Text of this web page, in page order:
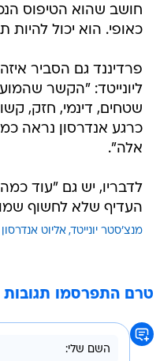
חושב שהוא הטיפוס
כאופי. הוא יכול
פרדיננד גם הסביר
ליונייטד: "הקשר
שטחים, דינמי, חזק,
כרגע אנדרסון נראה
אלה".
לדבריו, יש גם "עוד
העדיף שלא לחשוף
מנצ'סטר יונייטד אליוט אנדרסון
טרם התפרסמו תגובות